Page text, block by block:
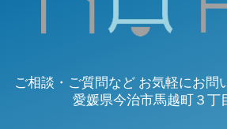
ご相談・ご質問など お気軽にお問
愛媛県今治市馬越町３丁